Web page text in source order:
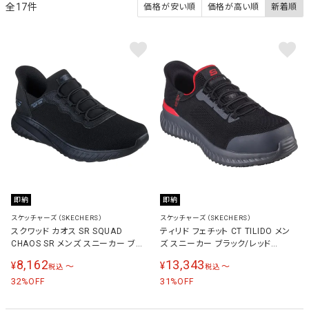
価格が安い順 価格が高い順 新着順
17
即納
スケッチャーズ（SKECHERS）
スクワッド カオス SR SQUAD
CHAOS SR メンズ スニーカー ブラ
¥8,162税込 〜
32%OFF
即納
スケッチャーズ（SKECHERS）
ティリド フェチット CT TILIDO メン
ズ スニーカー ブラック/レッド
¥13,343税込 〜
31 %OFF